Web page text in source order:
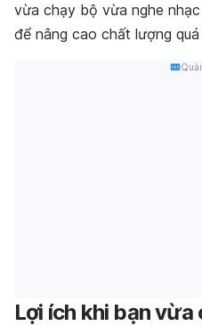
vừa chạy bộ vừa nghe
để nâng cao chất lượng
Lợi ích khi bạn